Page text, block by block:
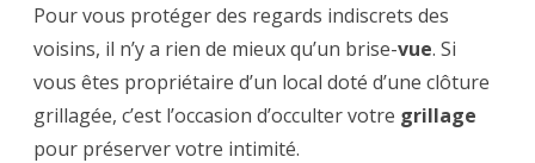
Pour vous protéger des regards indiscrets des
voisins, il n’y a rien de mieux qu’un brise-vue. Si
vous êtes propriétaire d’un local doté d’une clôture
grillagée, c’est l’occasion d’occulter votre grillage
pour préserver votre intimité.